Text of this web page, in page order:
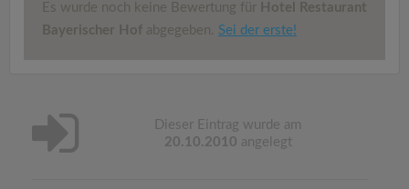
Es wurde noch keine Bewertung für Hotel Restaurant
Bayerischer Hof abgegeben. Sei der erste!
Dieser Eintrag wurde am
20.10.2010 angelegt